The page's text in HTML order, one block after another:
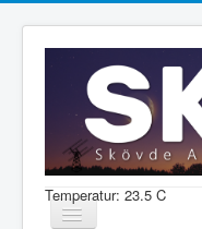
Temperatur: 23.5 C
Visa/dölj